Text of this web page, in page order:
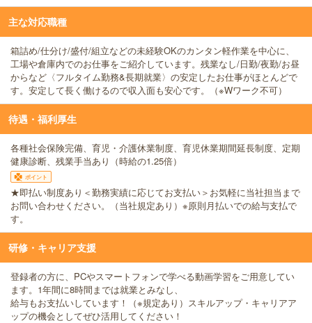
主な対応職種
箱詰め/仕分け/盛付/組立などの未経験OKのカンタン軽作業を中心に、
工場や倉庫内でのお仕事をご紹介しています。残業なし/日勤/夜勤/お昼
からなど〈フルタイム勤務&長期就業〉の安定したお仕事がほとんどで
す。安定して長く働けるので収入面も安心です。（※Wワーク不可）
待遇・福利厚生
各種社会保険完備、育児・介護休業制度、育児休業期間延長制度、定期
健康診断、残業手当あり（時給の1.25倍）
ポイント
★即払い制度あり＜勤務実績に応じてお支払い＞お気軽に当社担当まで
お問い合わせください。（当社規定あり）※原則月払いでの給与支払で
す。
研修・キャリア支援
登録者の方に、PCやスマートフォンで学べる動画学習をご用意してい
ます。1年間に8時間までは就業とみなし、
給与もお支払いしています！（※規定あり）スキルアップ・キャリアア
ップの機会としてぜひ活用してください！